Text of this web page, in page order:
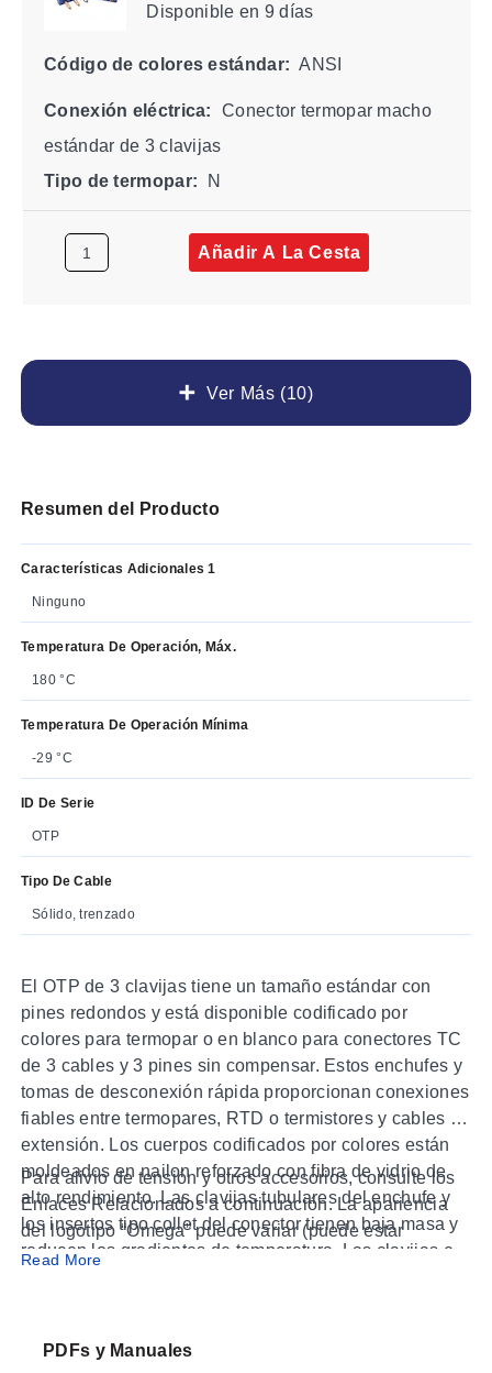
Ver Más (10)
Disponibleen 9 días
Código de colores estándar: ANSI
Conexión eléctrica:
Conector termopar macho
estándar de 3 clavijas
Tipo de termopar:
N
Añadir A La Cesta
Resumen del Producto
Características Adicionales 1
Ninguno
Temperatura De Operación, Máx.
180 °C
Temperatura De Operación Mínima
-29 °C
ID De Serie
OTP
Tipo De Cable
Sólido, trenzado
El OTP de 3 clavijas tiene un tamaño estándar con
pines redondos y está disponible codificado por
colores para termopar o en blanco para conectores TC
de 3 cables y 3 pines sin compensar. Estos enchufes y
tomas de desconexión rápida proporcionan conexiones
fiables entre termopares, RTD o termistores y cables de
extensión. Los cuerpos codificados por colores están
moldeados en nailon reforzado con fibra de vidrio de
alto rendimiento. Las clavijas tubulares del enchufe y
los insertos tipo collet del conector tienen baja masa y
reducen los gradientes de temperatura. Las clavijas e
OMEGA. Recomendado para la mayoría de
Para alivio de tensión y otros accesorios, consulte los
Enlaces Relacionados a continuación. La apariencia
del logotipo “Omega” puede variar (puede estar
estampado o moldeado en el conector).
Read More
PDFs y Manuales